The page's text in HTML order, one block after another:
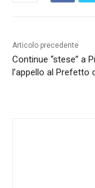
Articolo precedente
Continue “stese” a
l’appello al Prefetto